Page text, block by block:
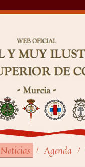
Noticias / Agenda /